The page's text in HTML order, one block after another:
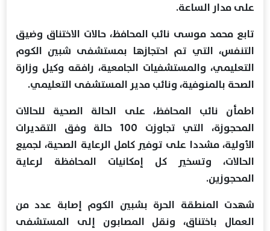
على مدار الساعة.
تابع محمد موسى نائب المحافظ، حالات الاختناق وضيق
التنفس، التي تم احتجازها بمستشفى شبين الكوم
التعليمي، والمستشفيات الجامعية، رافقه وكيل وزارة
الصحة بالمنوفية، ونائب مدير المستشفى التعليمي.
اطمأن نائب المحافظ، على الحالة الصحية للحالات
المحجوزة، التي تجاوزت 100 حالة وفق التقديرات
الأولية، مشددا على توفير كامل الرعاية الصحية، لجميع
الحالات، وتسخير كل إمكانيات المحافظة لرعاية
المحجوزين.
شهدت المنطقة الحرة بشبين الكوم إصابة عدد من
العمال باختناق، ونقل المصابون إلى المستشفى